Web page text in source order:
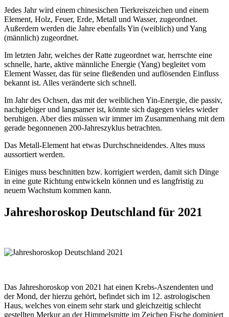
Jedes Jahr wird einem chinesischen Tierkreiszeichen und einem
Element, Holz, Feuer, Erde, Metall und Wasser, zugeordnet.
Außerdem werden die Jahre ebenfalls Yin (weiblich) und Yang
(männlich) zugeordnet.
Im letzten Jahr, welches der Ratte zugeordnet war, herrschte eine
schnelle, harte, aktive männliche Energie (Yang) begleitet vom
Element Wasser, das für seine fließenden und auflösenden Einfluss
bekannt ist. Alles veränderte sich schnell.
Im Jahr des Ochsen, das mit der weiblichen Yin-Energie, die passiv,
nachgiebiger und langsamer ist, könnte sich dagegen vieles wieder
beruhigen. Aber dies müssen wir immer im Zusammenhang mit dem
gerade begonnenen 200-Jahreszyklus betrachten.
Das Metall-Element hat etwas Durchschneidendes. Altes muss
aussortiert werden.
Einiges muss beschnitten bzw. korrigiert werden, damit sich Dinge
in eine gute Richtung entwickeln können und es langfristig zu
neuem Wachstum kommen kann.
Jahreshoroskop Deutschland für 2021
Das Jahreshoroskop von 2021 hat einen Krebs-Aszendenten und
der Mond, der hierzu gehört, befindet sich im 12. astrologischen
Haus, welches von einem sehr stark und gleichzeitig schlecht
gestellten Merkur an der Himmelsmitte im Zeichen Fische dominiert